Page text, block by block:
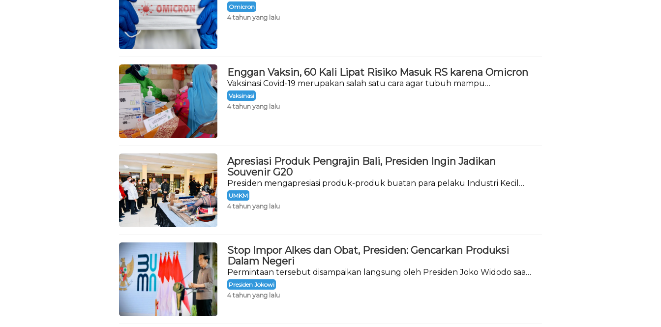
Desember 2021.
Omicron
4 tahun yang lalu
Enggan Vaksin, 60 Kali Lipat Risiko Masuk RS karena Omicron
Vaksinasi Covid-19 merupakan salah satu cara agar tubuh mampu
menghadapi virus Corona.
Vaksinasi
4 tahun yang lalu
Apresiasi Produk Pengrajin Bali, Presiden Ingin Jadikan
Souvenir G20
Presiden mengapresiasi produk-produk buatan para pelaku Industri Kecil
Menengah (IKM) di Provinsi Bali.
UMKM
4 tahun yang lalu
Stop Impor Alkes dan Obat, Presiden: Gencarkan Produksi
Dalam Negeri
Permintaan tersebut disampaikan langsung oleh Presiden Joko Widodo saat
meresmikan pembangunan Rumah Sakit Internasional Bali.
Presiden Jokowi
4 tahun yang lalu